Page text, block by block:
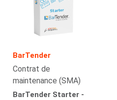
BarTender
Contrat de
maintenance (SMA)
BarTender Starter -